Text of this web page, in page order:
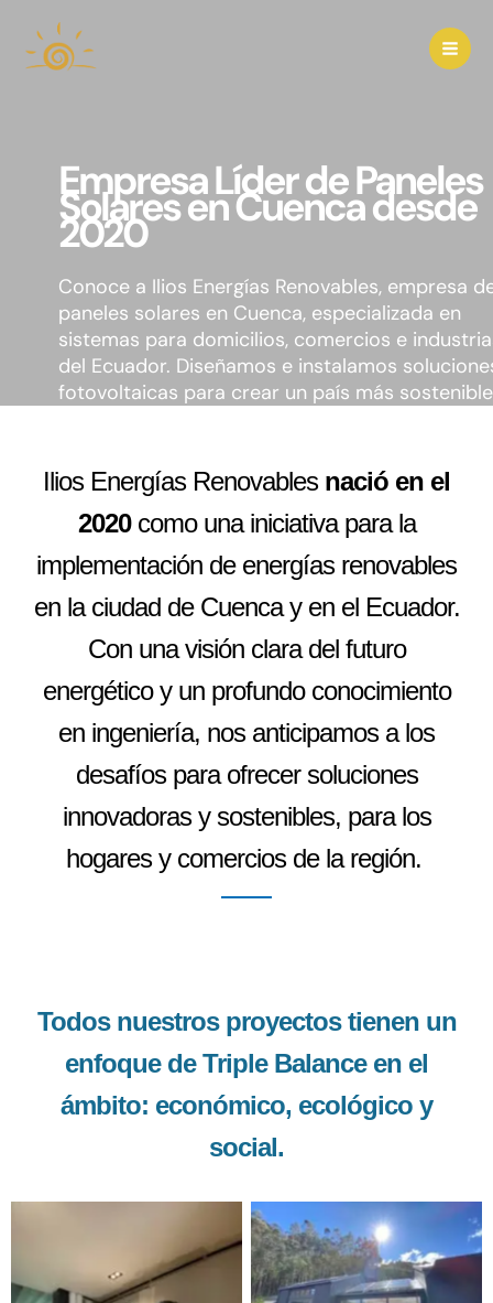
contenido
Empresa Líder de Paneles
Solares en Cuenca desde
2020
Conoce a Ilios Energías Renovables, empresa
paneles solares en Cuenca, especializada en
sistemas para domicilios, comercios e
del Ecuador. Diseñamos e instalamos
fotovoltaicas para crear un país más
Ilios Energías Renovables nació en el
2020como una iniciativa para la
implementación de energías renovables
en la ciudad de Cuenca y en el Ecuador.
Con una visión clara del futuro
energético y un profundo conocimiento
en ingeniería, nos anticipamos a los
desafíos para ofrecer soluciones
innovadoras y sostenibles, para los
hogares y comercios de la región.
Todos nuestros proyectos tienen un
enfoque de Triple Balance en el
ámbito: económico, ecológico y
social.
Proyecto Tarqui